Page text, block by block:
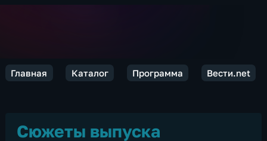
Главная Каталог Программа Вести.net
Сюжеты выпуска